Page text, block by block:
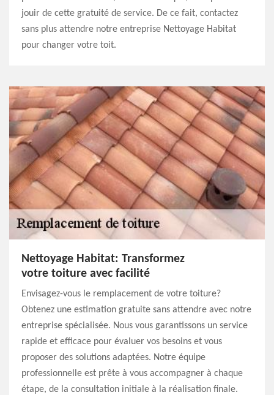
jouir de cette gratuité de service. De ce fait, contactez
sans plus attendre notre entreprise Nettoyage Habitat
pour changer votre toit.
Nettoyage Habitat: Transformez
votre toiture avec facilité
Envisagez-vous le remplacement de votre toiture?
Obtenez une estimation gratuite sans attendre avec notre
entreprise spécialisée. Nous vous garantissons un service
rapide et efficace pour évaluer vos besoins et vous
proposer des solutions adaptées. Notre équipe
professionnelle est prête à vous accompagner à chaque
étape, de la consultation initiale à la réalisation finale.